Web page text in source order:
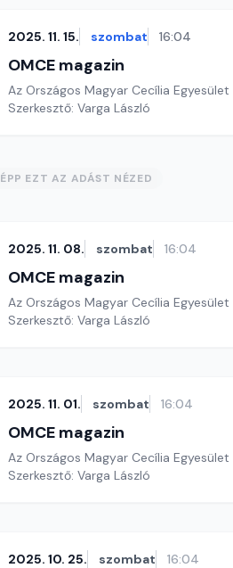
2025. 11. 15. szombat 16:04
OMCE magazin
Az Országos Magyar Cecília
Szerkesztő: Varga László
ÉPP EZT AZ ADÁST NÉZED
2025. 11. 08. szombat 16:04
OMCE magazin
Az Országos Magyar Cecília
Szerkesztő: Varga László
2025. 11. 01. szombat 16:04
OMCE magazin
Az Országos Magyar Cecília
Szerkesztő: Varga László
2025. 10. 25. szombat 16:04